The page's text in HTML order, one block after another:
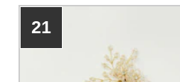
21